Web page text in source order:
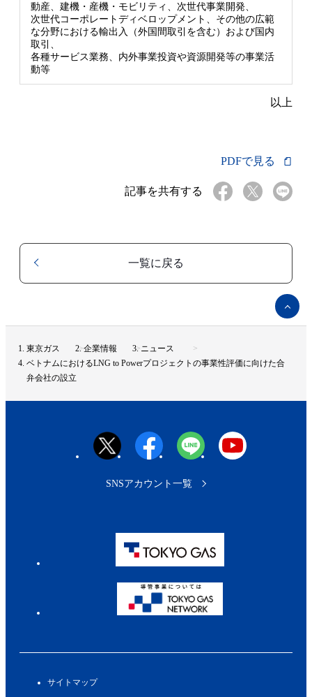
動産、建機・産機・モビリティ、次世代事業開発、
次世代コーポレートディベロップメント、その他の広範
な分野における輸出入（外国間取引を含む）および国内
取引、
各種サービス業務、内外事業投資や資源開発等の事業活
動等
以上
PDFで見る
記事を共有する
一覧に戻る
ペ
ー
ジ
ッ
東京ガス 企業情報
ニュース
ベトナムにおけるLNG to Powerプロジェクトの事業性評価に向けた合
弁会社の設立
サイトマップ
SNSアカウント一覧